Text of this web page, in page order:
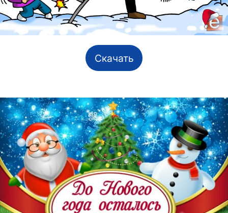
Скачать